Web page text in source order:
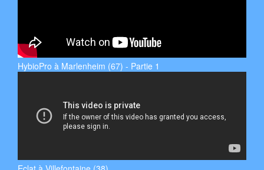
HybioPro à Marlenheim (67) - Partie 1